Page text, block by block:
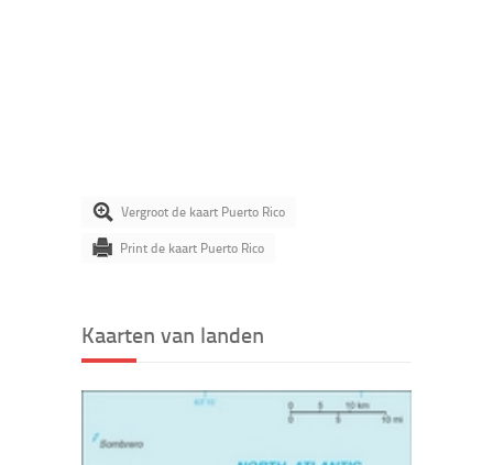
Vergroot de kaart Puerto Rico
Print de kaart Puerto Rico
Kaarten van landen